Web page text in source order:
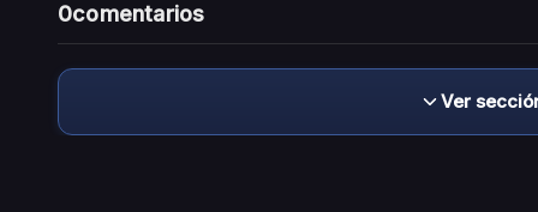
0comentarios
Ver